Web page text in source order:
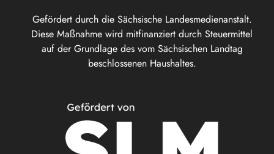
Gefördert durch die Sächsische Landesmedienanstalt.
Diese Maßnahme wird mitfinanziert durch Steuermittel
auf der Grundlage des vom Sächsischen Landtag
beschlossenen Haushaltes.